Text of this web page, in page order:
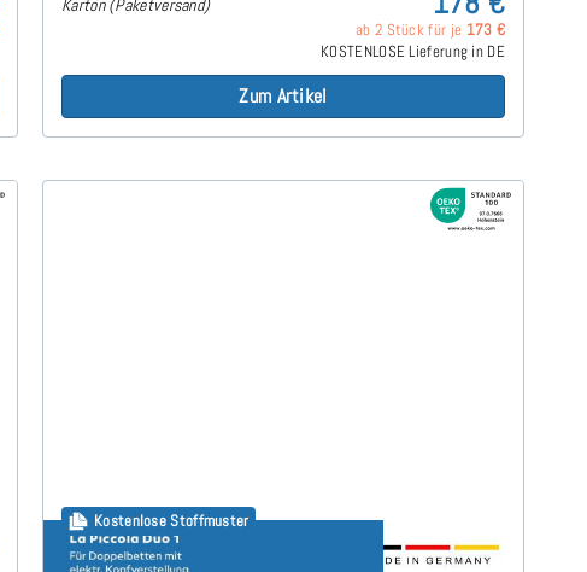
ab 2 Stück für je 173 €
KOSTENLOSE Lieferung in DE
Zum Artikel
Kostenlose Stoffmuster